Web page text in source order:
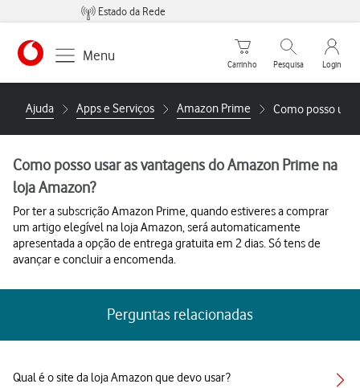
Estado da Rede
https://www.vodafone.pt
Menu
Carrinho de compras
Carrinho
Pesquisar
Pesquisa
My
Login
Ajuda Apps e Serviços Amazon Prime Como posso
Como posso usar as vantagens do Amazon Prime na
loja Amazon?
Por ter a subscrição Amazon Prime, quando estiveres a comprar
um artigo elegível na loja Amazon, será automaticamente
apresentada a opção de entrega gratuita em 2 dias. Só tens de
avançar e concluir a encomenda.
Perguntas relacionadas
Qual é o site da loja Amazon que devo usar?